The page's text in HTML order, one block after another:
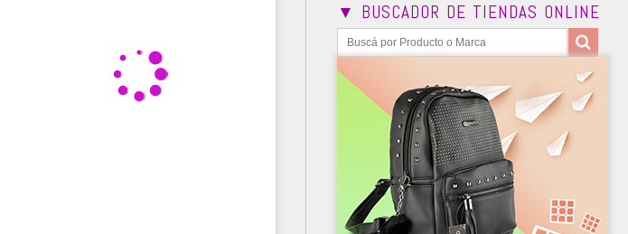
▼ BUSCADOR DE TIENDAS ONLINE